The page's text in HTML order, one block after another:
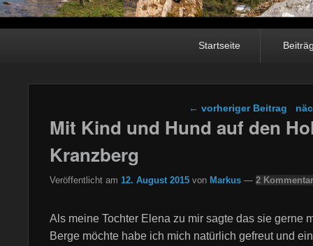
Startseite
Beitragsnavigation
← vorheriger Beitrag
Mit Kind und Hund auf den
Kranzberg
Veröffentlicht am 12. August 2015 von Markus — 2
Als meine Tochter Elena zu mir sagte das sie gerne
Berge möchte habe ich mich natürlich gefreut und